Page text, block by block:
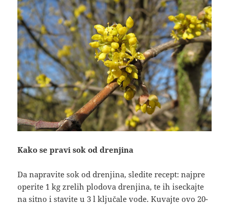
Kako se pravi sok od drenjina
Da napravite sok od drenjina, sledite recept: najpre
operite 1 kg zrelih plodova drenjina, te ih iseckajte
na sitno i stavite u 3 l ključale vode. Kuvajte ovo 20-